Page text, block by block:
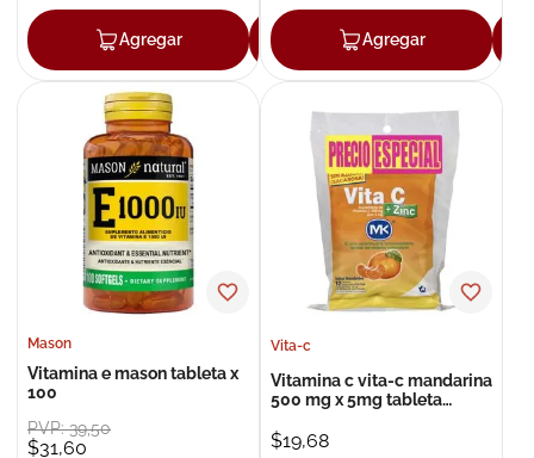
Agregar Agregar
Agregar
Mason
Vitamina e mason tableta x
100
PVP:39,50
$31,60
Vita-c
Vitamina c vita-c mandarina
500 mg x 5mg tableta
$19,68